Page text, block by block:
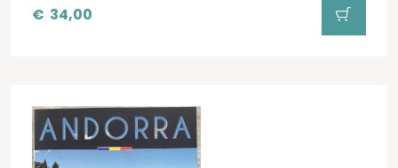
€ 34,00